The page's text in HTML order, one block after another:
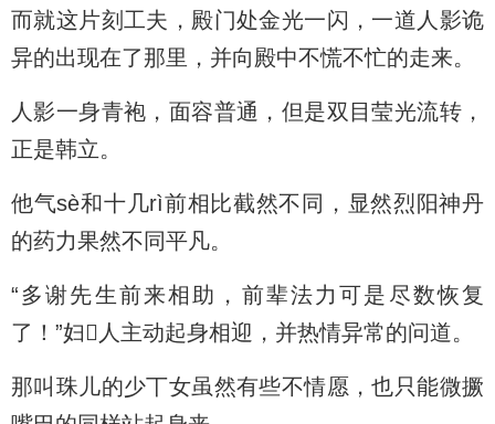
而就这片刻工夫，殿门处金光一闪，一道人影诡
异的出现在了那里，并向殿中不慌不忙的走来。
人影一身青袍，面容普通，但是双目莹光流转，
正是韩立。
他气sè和十几rì前相比截然不同，显然烈阳神丹
的药力果然不同平凡。
“多谢先生前来相助，前辈法力可是尽数恢复
了！”妇人主动起身相迎，并热情异常的问道。
那叫珠儿的少丅女虽然有些不情愿，也只能微撅